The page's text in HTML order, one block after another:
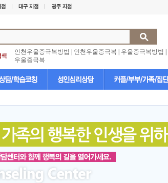
인천우울증극복방법 인천우울증극복 우울증극복방법
우울증극복